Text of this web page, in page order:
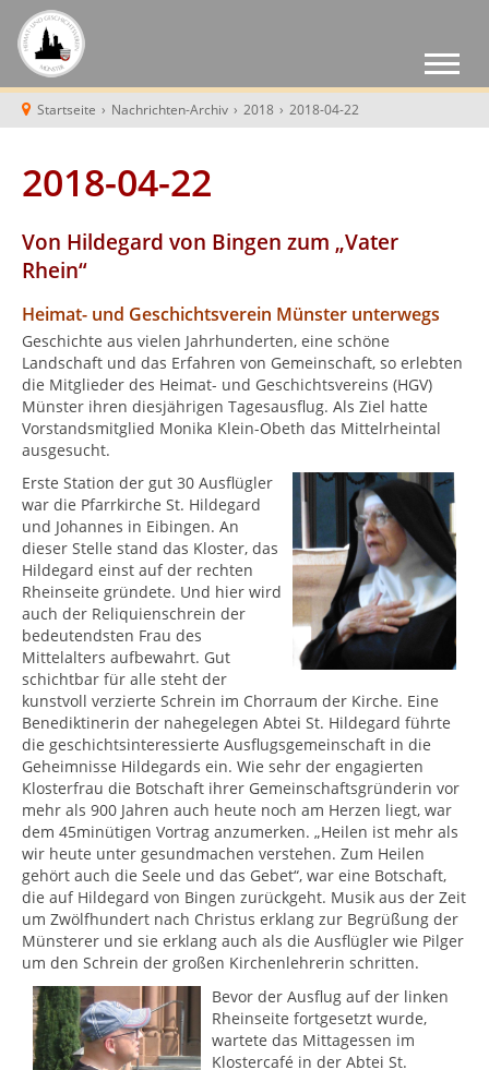
Startseite › Nachrichten-Archiv › 2018 › 2018-04-22
2018-04-22
Von Hildegard von Bingen zum „Vater
Rhein“
Heimat- und Geschichtsverein Münster unterwegs
Geschichte aus vielen Jahrhunderten, eine schöne
Landschaft und das Erfahren von Gemeinschaft, so erlebten
die Mitglieder des Heimat- und Geschichtsvereins (HGV)
Münster ihren diesjährigen Tagesausflug. Als Ziel hatte
Vorstandsmitglied Monika Klein-Obeth das Mittelrheintal
ausgesucht.
Erste Station der gut 30 Ausflügler
war die Pfarrkirche St. Hildegard
und Johannes in Eibingen. An
dieser Stelle stand das Kloster, das
Hildegard einst auf der rechten
Rheinseite gründete. Und hier wird
auch der Reliquienschrein der
bedeutendsten Frau des
Mittelalters aufbewahrt. Gut
schichtbar für alle steht der
kunstvoll verzierte Schrein im Chorraum der Kirche. Eine
Benediktinerin der nahegelegen Abtei St. Hildegard führte
die geschichtsinteressierte Ausflugsgemeinschaft in die
Geheimnisse Hildegards ein. Wie sehr der engagierten
Klosterfrau die Botschaft ihrer Gemeinschaftsgründerin vor
mehr als 900 Jahren auch heute noch am Herzen liegt, war
dem 45minütigen Vortrag anzumerken. „Heilen ist mehr als
wir heute unter gesundmachen verstehen. Zum Heilen
gehört auch die Seele und das Gebet“, war eine Botschaft,
die auf Hildegard von Bingen zurückgeht. Musik aus der Zeit
um Zwölfhundert nach Christus erklang zur Begrüßung der
Münsterer und sie erklang auch als die Ausflügler wie Pilger
um den Schrein der großen Kirchenlehrerin schritten.
Bevor der Ausflug auf der linken
Rheinseite fortgesetzt wurde,
wartete das Mittagessen im
Klostercafé in der Abtei St.